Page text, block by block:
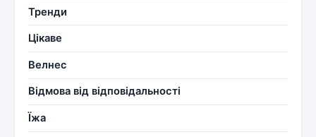
Тренди
Цікаве
Велнес
Відмова від відповідальності
Їжа